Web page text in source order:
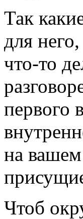
Так
для
что-то
первого
на
Чтоб